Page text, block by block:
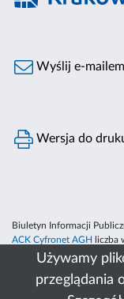
Używamy
przeglądania
Wyślij e-mailem
Wersja do
Biuletyn Informacji
ACK Cyfronet AGH
liczba